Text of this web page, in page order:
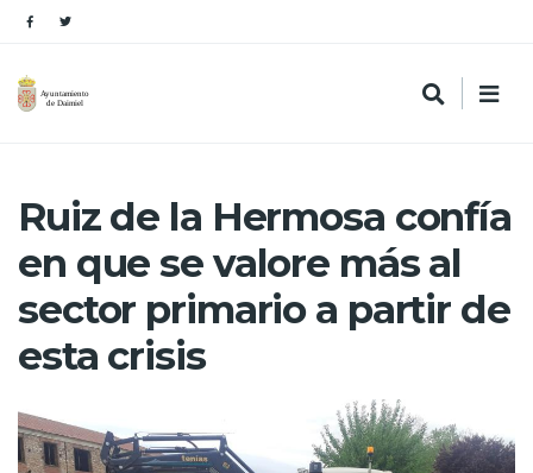
Ruiz de la Hermosa confía
en que se valore más al
sector primario a partir de
esta crisis